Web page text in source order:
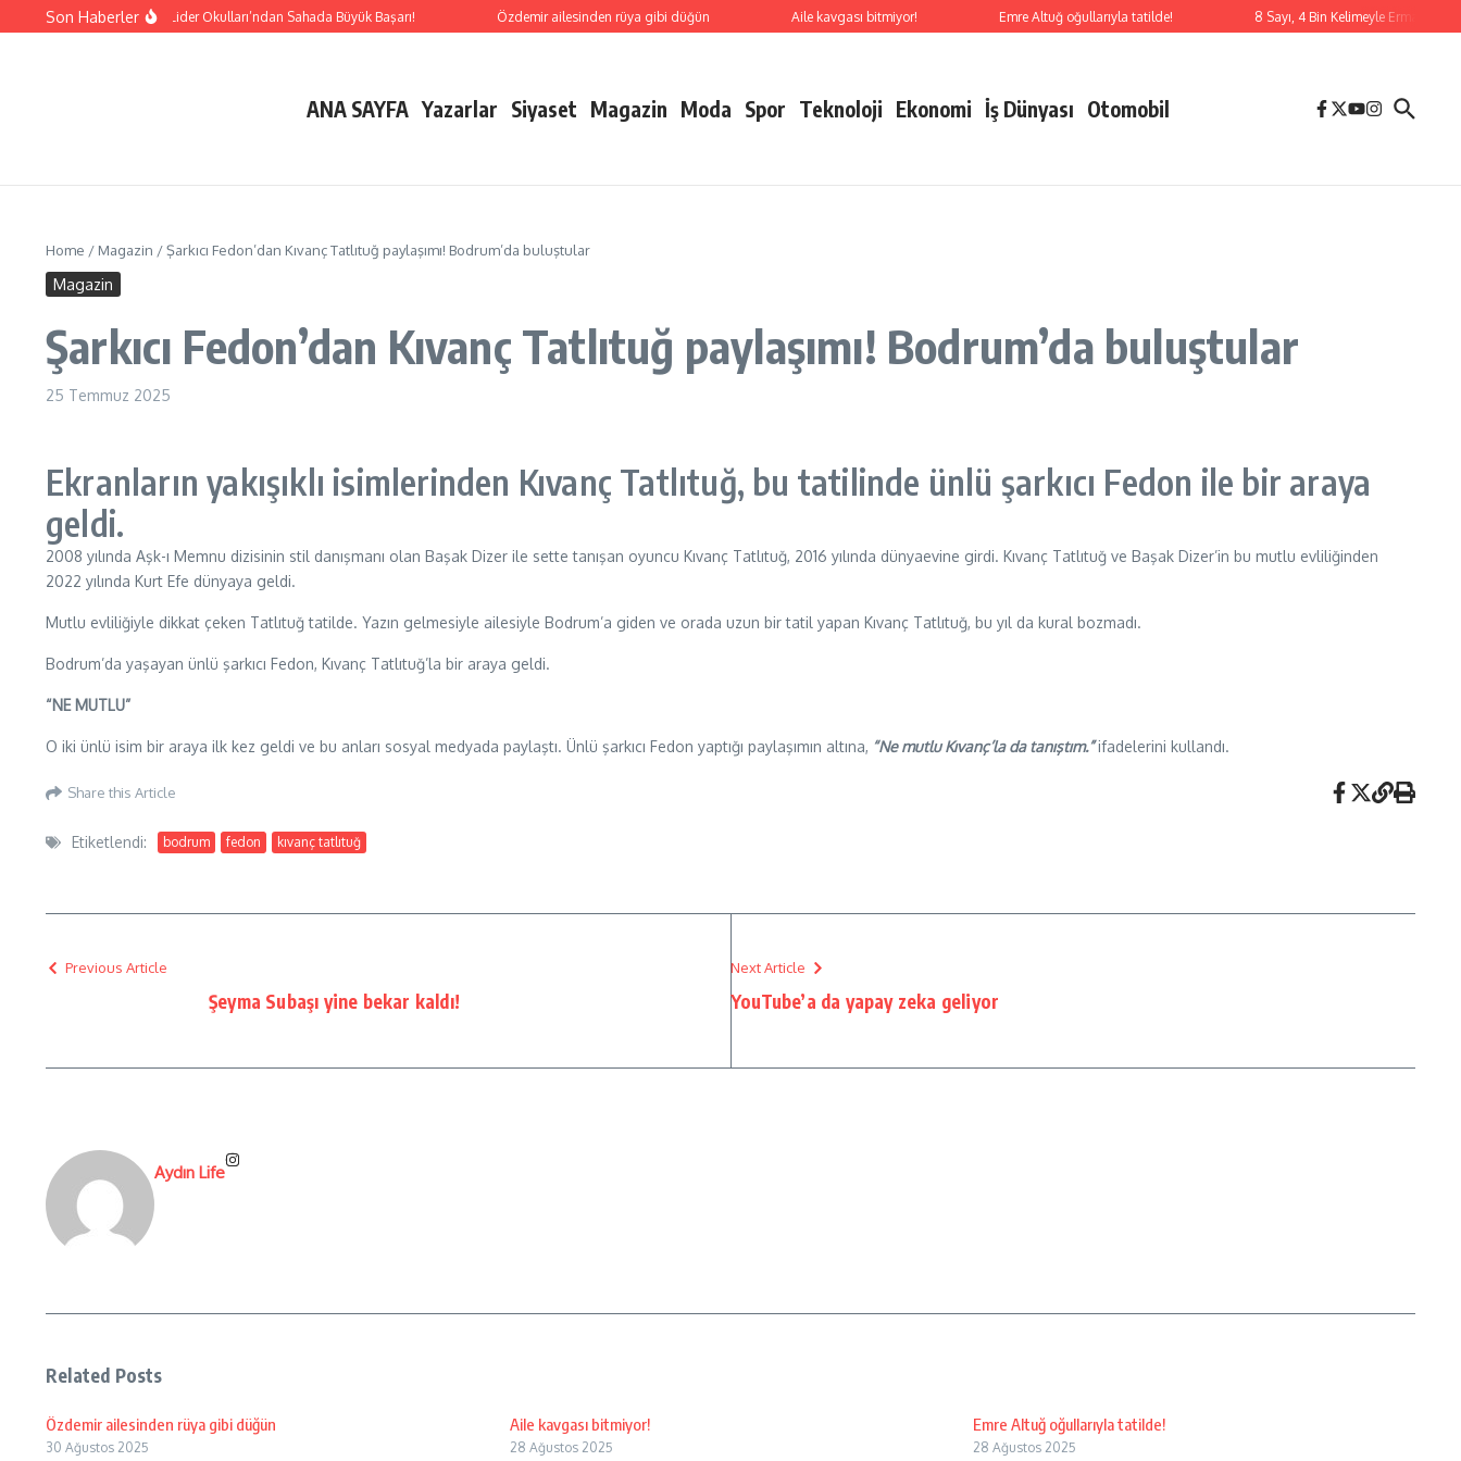
İçeriğe atlaSon Haberler Lider Okulları’ndan Sahada Büyük Başarı! Özdemir ailesinden rüya gibi düğün Aile kavgası bitmiyor! Emre Altuğ oğullarıyla tatilde! 8 Sayı, 4 Bin Kelimeyle Erman Çetin
ANA SAYFA Yazarlar Siyaset Magazin Moda Spor Teknoloji Ekonomi İş Dünyası Otomobil
Home / Magazin /Şarkıcı Fedon’dan Kıvanç Tatlıtuğ paylaşımı! Bodrum’da buluştular
Magazin
Şarkıcı Fedon’dan Kıvanç Tatlıtuğ paylaşımı! Bodrum’da buluştular
25 Temmuz 2025
Ekranların yakışıklı isimlerinden Kıvanç Tatlıtuğ, bu tatilinde ünlü şarkıcı Fedon ile bir araya
geldi.
2008 yılında Aşk-ı Memnu dizisinin stil danışmanı olan Başak Dizer ile sette tanışan oyuncu Kıvanç Tatlıtuğ, 2016 yılında dünyaevine girdi. Kıvanç Tatlıtuğ ve Başak Dizer’in bu mutlu evliliğinden
2022 yılında Kurt Efe dünyaya geldi.
Mutlu evliliğiyle dikkat çeken Tatlıtuğ tatilde. Yazın gelmesiyle ailesiyle Bodrum’a giden ve orada uzun bir tatil yapan Kıvanç Tatlıtuğ, bu yıl da kural bozmadı.
Bodrum’da yaşayan ünlü şarkıcı Fedon, Kıvanç Tatlıtuğ’la bir araya geldi.
“NE MUTLU”
O iki ünlü isim bir araya ilk kez geldi ve bu anları sosyal medyada paylaştı. Ünlü şarkıcı Fedon yaptığı paylaşımın altına, “Ne mutlu Kıvanç’la da tanıştım.”ifadelerini kullandı.
Share this Article
Etiketlendi: bodrum fedon kıvanç tatlıtuğ
Previous Article
Şeyma Subaşı yine bekar kaldı!
Next Article
YouTube’a da yapay zeka geliyor
Aydın Life
Related Posts
Özdemir ailesinden rüya gibi düğün
30 Ağustos 2025
Aile kavgası bitmiyor!
28 Ağustos 2025
Emre Altuğ oğullarıyla tatilde!
28 Ağustos 2025